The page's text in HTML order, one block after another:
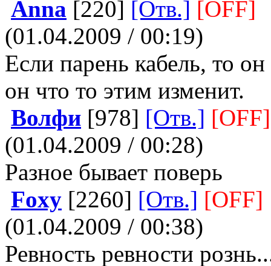
Anna [220] [Отв.] [OFF]
(01.04.2009 / 00:19)
Если парень кабель, то
он что то этим изменит.
Волфи [978] [Отв.] [OFF]
(01.04.2009 / 00:28)
Разное бывает поверь
Foxy [2260] [Отв.] [OFF]
(01.04.2009 / 00:38)
Ревность ревности